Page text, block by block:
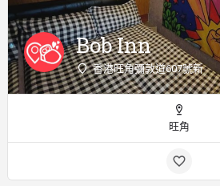
Bob Inn
香港旺角彌敦道607號新
旺角